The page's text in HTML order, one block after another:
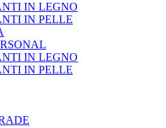
IN LEGNO
IN PELLE
IN LEGNO
IN PELLE